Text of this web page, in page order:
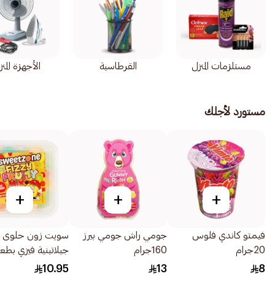
مستلزمات المنزل القرطاسية الأجهزة
مستورد لأجلك
+
فيمتو كاندي فلوس
20جرام
8
+
جومي راش جومي بيرز
160جرام
13
+
سويت زون حلوى
جيلاتينية فيزي
الفواكه 170جرام
10.95